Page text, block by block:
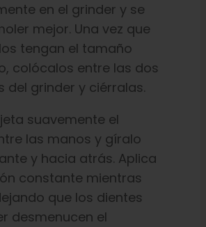
en el grinder y se
mejor. Una vez que
tengan el tamaño
colócalos entre las dos
del grinder y ciérralas.
suavemente el
las manos y gíralo
y hacia atrás. Aplica
constante mientras
que los dientes
desmenucen el